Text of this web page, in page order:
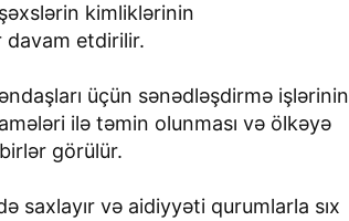
kimliklərinin
davam etdirilir.
üçün sənədləşdirmə işlərinin
ilə təmin olunması və ölkəyə
görülür.
saxlayır və aidiyyəti qurumlarla sıx